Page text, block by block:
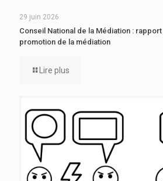
29 juin 2026
Conseil National de la Médiation :
promotion de la médiation
Lire plus